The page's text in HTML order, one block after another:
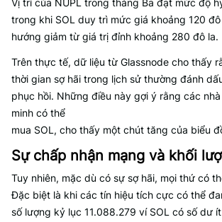
Vị trí của NUPL trong tháng Ba đạt mức độ
trong khi SOL duy trì mức giá khoảng 120
hướng giảm từ giá trị đỉnh khoảng 280 đô la.
Trên thực tế, dữ liệu từ Glassnode cho thấy
thời gian sợ hãi trong lịch sử thường đánh
phục hồi. Những điều này gợi ý rằng các
minh có thể
mua SOL, cho thấy một chút tăng của biểu
Sự chấp nhận mạng và khối
Tuy nhiên, mặc dù có sự sợ hãi, mọi thứ có
Đặc biệt là khi các tín hiệu tích cực có thể
số lượng kỷ lục 11.088.279 ví SOL có số dư